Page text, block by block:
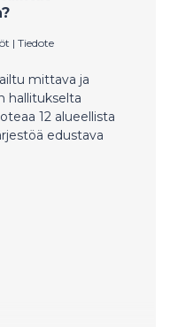
| Tiedote
mittava ja
hallitukselta
12 alueellista
edustava